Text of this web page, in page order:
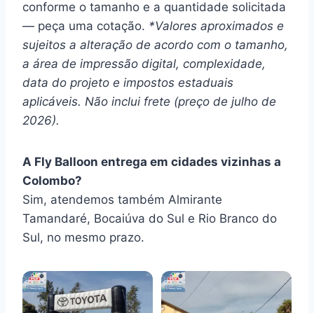
conforme o tamanho e a quantidade solicitada
— peça uma cotação. *Valores aproximados e
sujeitos a alteração de acordo com o tamanho,
a área de impressão digital, complexidade,
data do projeto e impostos estaduais
aplicáveis. Não inclui frete (preço de julho de
2026).
A Fly Balloon entrega em cidades vizinhas a
Colombo?
Sim, atendemos também Almirante
Tamandaré, Bocaiúva do Sul e Rio Branco do
Sul, no mesmo prazo.